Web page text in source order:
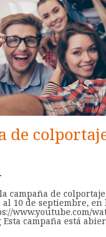
de
campaña de
10 de septiembre, en
www.youtube.com/
campaña está